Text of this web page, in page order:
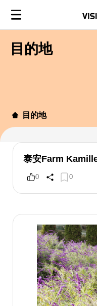
目的地
目的地
泰安Farm
0 0